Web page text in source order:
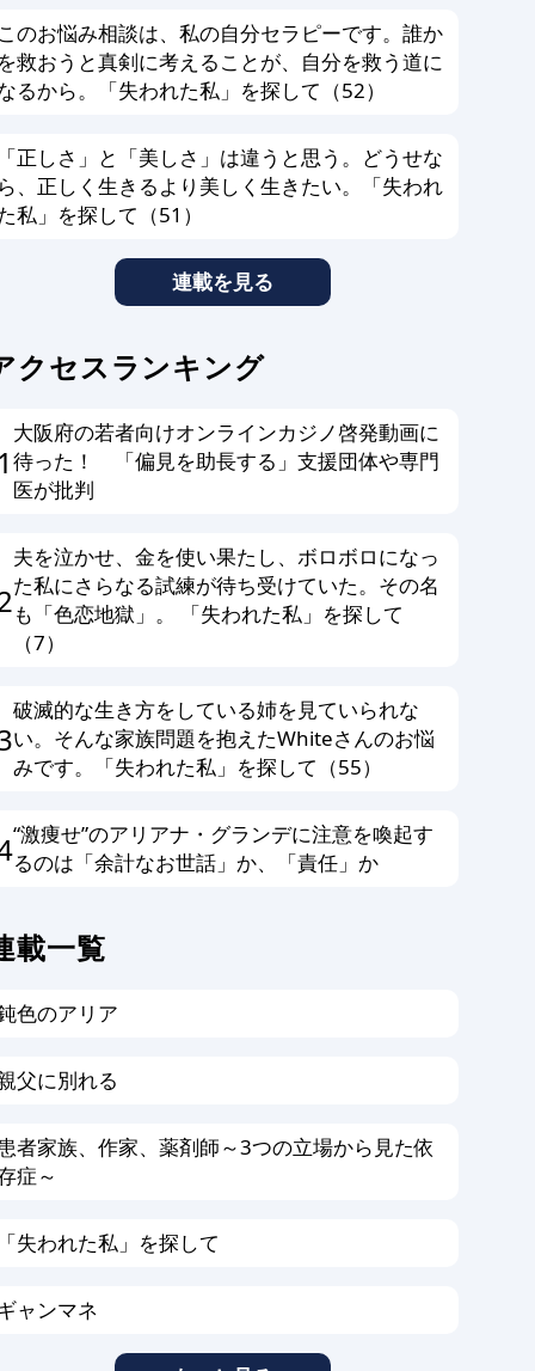
このお悩み相談は、私の自分セラピーです。誰か
を救おうと真剣に考えることが、自分を救う道に
るから。「失われた私」を探して（52）
「正しさ」と「美しさ」は違うと思う。どうせな
ら、正しく生きるより美しく生きたい。「失われ
私」を探して（51）
連載を見る
クセスランキング
1
大阪府の若者向けオンラインカジノ啓発動画に
待った！ 「偏見を助長する」支援団体や専門
医が批判
夫を泣かせ、金を使い果たし、ボロボロになっ
た私にさらなる試練が待ち受けていた。その名
も「色恋地獄」。 「失われた私」を探して
（7）
破滅的な生き方をしている姉を見ていられな
い。そんな家族問題を抱えたWhiteさんのお悩
みです。「失われた私」を探して（55）
“激痩せ”のアリアナ・グランデに注意を喚起す
るのは「余計なお世話」か、「責任」か
載一覧
色のアリア
父に別れる
者家族、作家、薬剤師～3つの立場から見た依
症～
「失われた私」を探して
ャンマネ